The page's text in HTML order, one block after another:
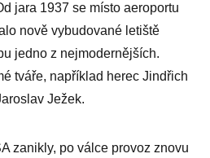
jara 1937 se místo aeroportu
nově vybudované letiště
jedno z nejmodernějších.
tváře, například herec Jindřich
Ježek.
zanikly, po válce provoz znovu